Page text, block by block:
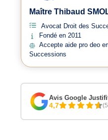
Maître Thibaud
Avocat Droit des
Fondé en 2011
Accepte aide pro deo
Successions
Avis Google
4,7